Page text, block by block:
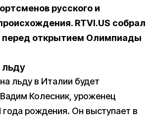
русского и
RTVI.US собрал
перед открытием Олимпиады
льду в Италии будет
Колесник, уроженец
года рождения. Он выступает в